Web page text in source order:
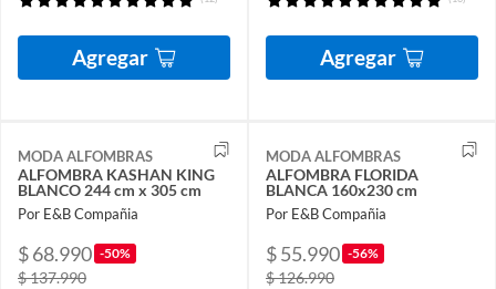
Agregar Agregar
MODA ALFOMBRAS
ALFOMBRA KASHAN KING
BLANCO 244 cm x 305 cm
Por E&B Compañia
$ 68.990 -50%
$ 137.990
MODA ALFOMBRAS
ALFOMBRA FLORIDA
BLANCA 160x230 cm
Por E&B Compañia
$ 55.990 -56%
$ 126.990